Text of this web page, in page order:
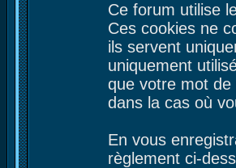
Ce forum utilise
Ces cookies ne
ils servent
uniquement
que votre mot
dans la cas où
En vous
règlement ci-